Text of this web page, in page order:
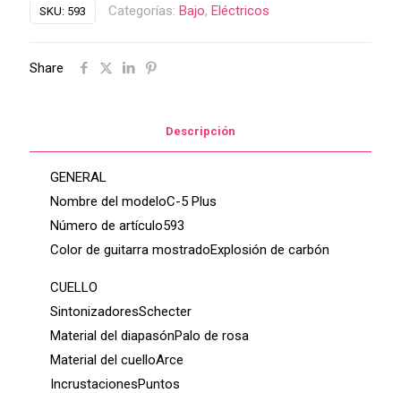
SKU: 593 Categorías: Bajo, Eléctricos
Share
Descripción
GENERAL
Nombre del modeloC-5 Plus
Número de artículo593
Color de guitarra mostradoExplosión de carbón
CUELLO
SintonizadoresSchecter
Material del diapasónPalo de rosa
Material del cuelloArce
IncrustacionesPuntos